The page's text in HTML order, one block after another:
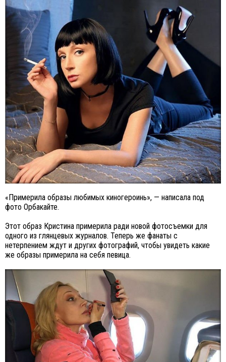
«Примерила образы любимых киногероинь», — написала под
фото Орбакайте.
Этот образ Кристина примерила ради новой фотосъемки для
одного из глянцевых журналов. Теперь же фанаты с
нетерпением ждут и других фотографий, чтобы увидеть какие
же образы примерила на себя певица.